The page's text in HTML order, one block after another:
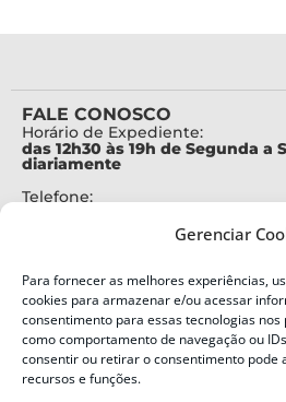
Gerenciar
Para fornecer as melhores experiências,
cookies para armazenar e/ou acessar
consentimento para essas tecnologias
como comportamento de navegação ou
consentir ou retirar o consentimento pode
recursos e funções.
FALE CONOSCO
Horário de Expediente:
das 12h30 às 19h de Segunda a
diariamente
Telefone:
Alertas Defesa Civil:
SMS 40199
ENDEREÇO
Defesa Civil do Estado de Santa